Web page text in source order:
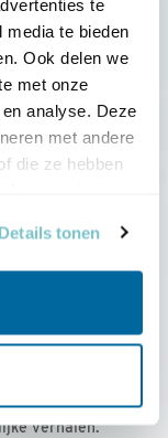
te
te bieden
Ook delen we
met onze
analyse. Deze
met andere
die ze hebben
Details tonen
per jaar
met
verhalen.